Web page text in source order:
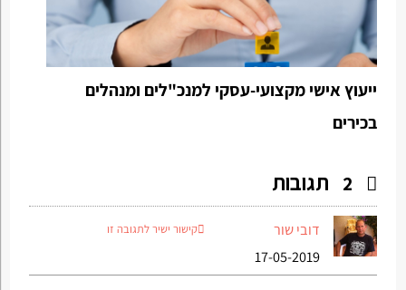
ייעוץ אישי מקצועי-עסקי למנכ"לים ומנהלים
בכירים
2 תגובות
דובי שור
17-05-2019
קישור ישיר לתגובה זו